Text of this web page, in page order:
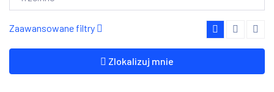
Zaawansowane filtry
Zlokalizuj mnie